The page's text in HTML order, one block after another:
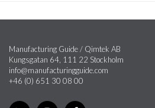
Manufacturing Guide / Qimtek AB
Kungsgatan 64, 111 22 Stockholm
info@manufacturingguide.com
+46 (0) 651 30 08 00